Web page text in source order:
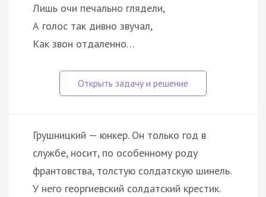
Лишь очи печально глядели,
А голос так дивно звучал,
Как звон отдаленно…
Грушницкий — юнкер. Он только год в
службе, носит, по особенному роду
франтовства, толстую солдатскую шинель.
У него георгиевский солдатский крестик.